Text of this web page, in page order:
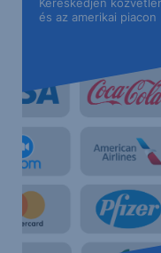
Kereskedjen
és az amerikai piacon